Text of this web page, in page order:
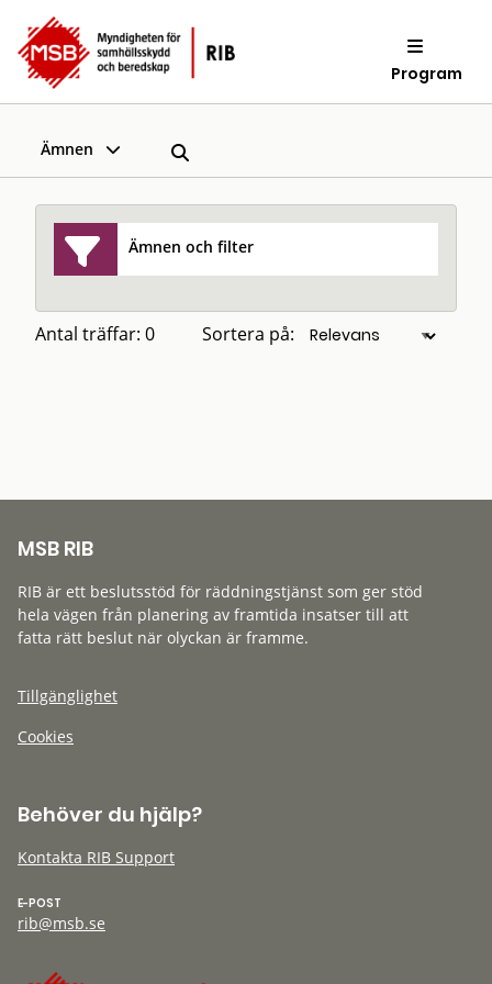
Program
Ämnen
Ämnen och filter
Antal träffar: 0 Sortera på:
MSB RIB
RIB är ett beslutsstöd för räddningstjänst som ger stöd
hela vägen från planering av framtida insatser till att
fatta rätt beslut när olyckan är framme.
Tillgänglighet
Cookies
Behöver du hjälp?
Kontakta RIB Support
E-POST
rib@msb.se